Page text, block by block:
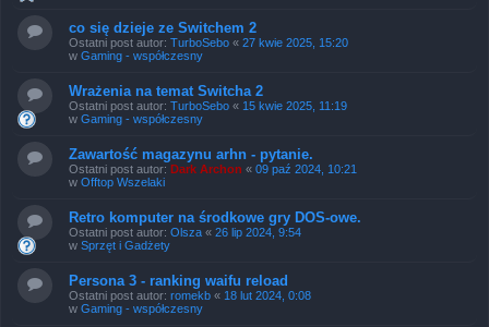
co się dzieje ze Switchem 2
Ostatni post autor: TurboSebo « 27 kwie 2025, 15:20
w Gaming - współczesny
Wrażenia na temat Switcha 2
Ostatni post autor: TurboSebo « 15 kwie 2025, 11:19
w Gaming - współczesny
Zawartość magazynu arhn - pytanie.
Ostatni post autor: Dark Archon « 09 paź 2024, 10:21
w Offtop Wszelaki
Retro komputer na środkowe gry DOS-owe.
Ostatni post autor: Olsza « 26 lip 2024, 9:54
w Sprzęt i Gadżety
Persona 3 - ranking waifu reload
Ostatni post autor: romekb « 18 lut 2024, 0:08
w Gaming - współczesny